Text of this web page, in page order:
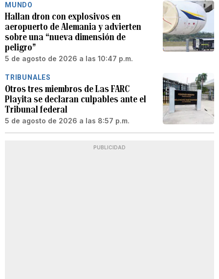
MUNDO
Hallan dron con explosivos en
aeropuerto de Alemania y advierten
sobre una “nueva dimensión de
peligro”
5 de agosto de 2026 a las 10:47 p.m.
TRIBUNALES
Otros tres miembros de Las FARC
Playita se declaran culpables ante el
Tribunal federal
5 de agosto de 2026 a las 8:57 p.m.
PUBLICIDAD